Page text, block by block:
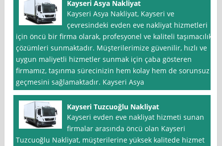
Kayseri Asya Nakliyat
Kayseri Asya Nakliyat, Kayseri ve
çevresindeki evden eve nakliyat hizmetleri
için öncü bir firma olarak, profesyonel ve kaliteli taşımacılık
çözümleri sunmaktadır. Müşterilerimize güvenilir, hızlı ve
uygun maliyetli hizmetler sunmak için çaba gösteren
firmamız, taşınma sürecinizin hem kolay hem de sorunsuz
geçmesini sağlamaktadır. Kayseri Asya
Kayseri Tuzcuoğlu Nakliyat
Kayseri evden eve nakliyat hizmeti sunan
firmalar arasında öncü olan Kayseri
Tuzcuoğlu Nakliyat, müşterilerine yüksek kalitede hizmet